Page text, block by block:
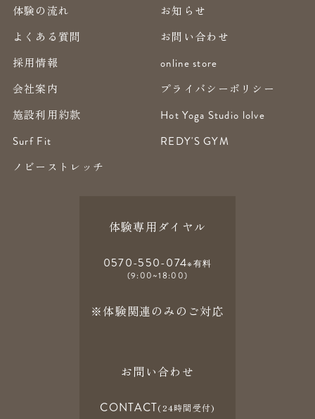
体験の流れ
お知らせ
よくある質問
お問い合わせ
採用情報
online store
会社案内
プライバシーポリシー
施設利用約款
Hot Yoga Studio lolve
Surf Fit
REDY'S GYM
ノビーストレッチ
体験専用ダイヤル
0570-550-074※有料
(9:00~18:00)
※体験関連のみのご対応
お問い合わせ
CONTACT(24時間受付)